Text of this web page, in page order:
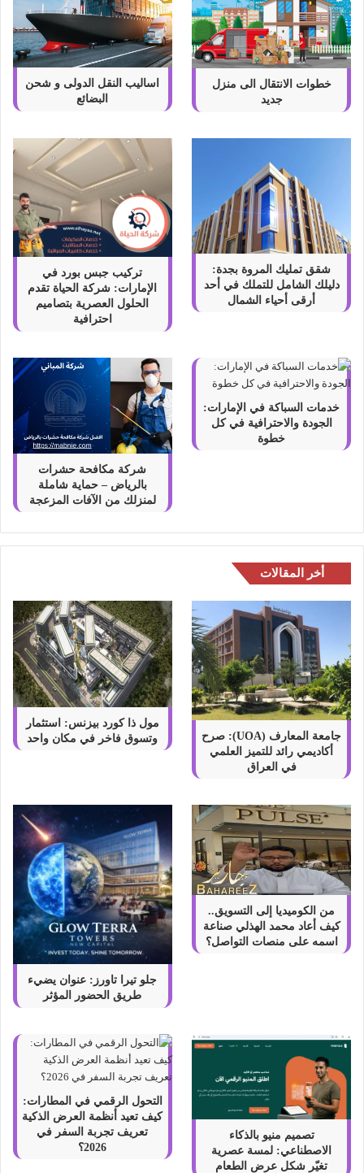
خطوات الانتقال الى منزل
جديد
اساليب النقل الدولى و شحن
البضائع
شقق تمليك المروة بجدة:
دليلك الشامل للتملك في أحد
أرقى أحياء الشمال
تركيب جبس بورد في
الإمارات: شركة الحياة تقدم
الحلول العصرية بتصاميم
احترافية
خدمات السباكة في الإمارات:
الجودة والاحترافية في كل
خطوة
شركة مكافحة حشرات
بالرياض – حماية شاملة
لمنزلك من الآفات المزعجة
أخر المقالات
جامعة المعارف (UOA): صرح
أكاديمي رائد للتميز العلمي
في العراق
مول ذا كورد بيزنس: استثمار
وتسوق فاخر في مكان واحد
من الكوميديا إلى التسويق..
كيف أعاد محمد الهذلي صناعة
اسمه على منصات التواصل؟
جلو تيرا تاورز: عنوان يضيء
طريق الحضور المؤثر
تصميم منيو بالذكاء
الاصطناعي: لمسة عصرية
تغيّر شكل عرض الطعام
التحول الرقمي في المطارات:
كيف تعيد أنظمة العرض الذكية
تعريف تجربة السفر في
2026؟